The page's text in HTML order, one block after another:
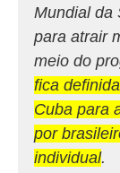
Mundial da
para atrair
meio do
fica
Cuba para
por
individual.